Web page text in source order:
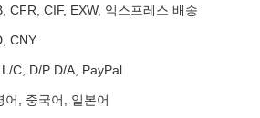
CFR, CIF, EXW, 익스프레스 배송
CNY
C, D/P D/A, PayPal
어, 중국어, 일본어